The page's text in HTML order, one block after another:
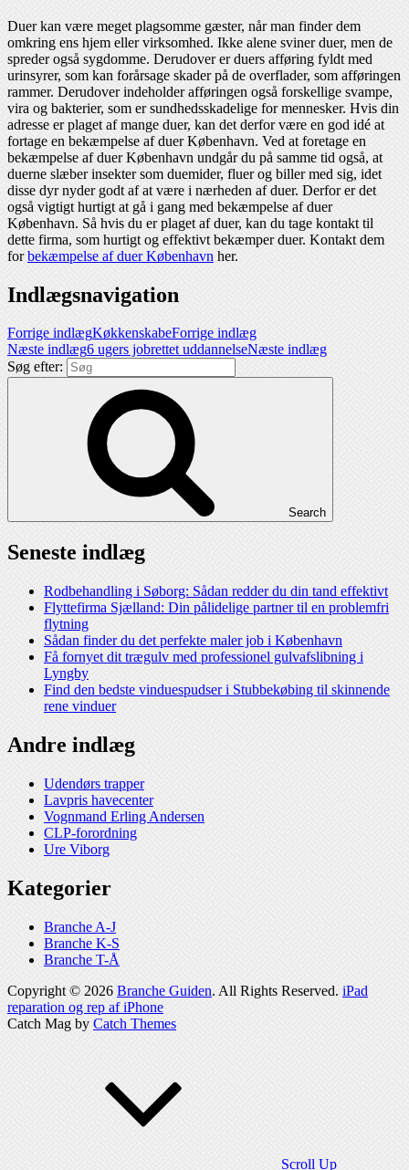
Duer kan være meget plagsomme gæster, når man finder dem
omkring ens hjem eller virksomhed. Ikke alene sviner duer, men de
spreder også sygdomme. Derudover er duers afføring fyldt med
urinsyrer, som kan forårsage skader på de overflader, som afføringen
rammer. Derudover indeholder afføringen også forskellige svampe,
vira og bakterier, som er sundhedsskadelige for mennesker. Hvis din
adresse er plaget af mange duer, kan det derfor være en god idé at
fortage en bekæmpelse af duer København. Ved at foretage en
bekæmpelse af duer København undgår du på samme tid også, at
duerne slæber insekter som duemider, fluer og biller med sig, idet
disse dyr nyder godt af at være i nærheden af duer. Derfor er det
også vigtigt hurtigt at gå i gang med bekæmpelse af duer
København. Så hvis du er plaget af duer, kan du tage kontakt til
dette firma, som hurtigt og effektivt bekæmper duer. Kontakt dem
forbekæmpelse af duer København her.
Indlægsnavigation
Forrige indlægKøkkenskabeForrige indlæg
Næste indlæg6 ugers jobrettet uddannelseNæste indlæg
Søg efter:
Search
Seneste indlæg
Rodbehandling i Søborg: Sådan redder du din tand effektivt
Flyttefirma Sjælland: Din pålidelige partner til en problemfri
flytning
Sådan finder du det perfekte maler job i København
Få fornyet dit trægulv med professionel gulvafslibning i
Lyngby
Find den bedste vinduespudser i Stubbekøbing til skinnende
rene vinduer
Andre indlæg
Udendørs trapper
Lavpris havecenter
Vognmand Erling Andersen
CLP-forordning
Ure Viborg
Kategorier
Branche A-J
Branche K-S
Branche T-Å
Copyright © 2026 Branche Guiden. All Rights Reserved. iPad
reparation og rep af iPhone
Catch Mag by Catch Themes
Scroll Up